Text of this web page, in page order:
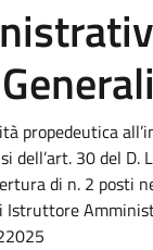
propedeutica
dell’art. 30 del D.
di n. 2 posti
Istruttore